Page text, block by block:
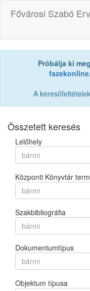
Fővárosi Szabó
Próbálja ki
A
Összetett keresés
Lelőhely
bármi
Központi Könyvtár
bármi
Szakbibliográfia
bármi
Dokumentumtípus
bármi
Objektum típusa